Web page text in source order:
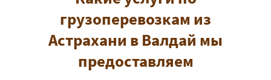
грузоперевозкам из
Астрахани в Валдай мы
предоставляем